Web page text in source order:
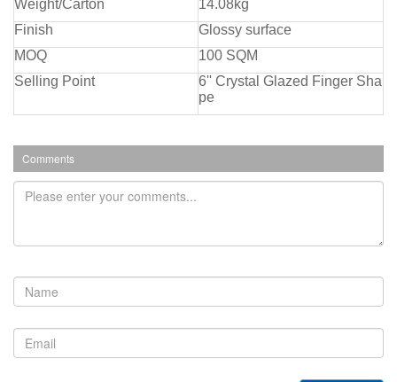
Weight/Carton
14.08kg
Finish
Glossy surface
MOQ
100 SQM
Selling Point
6'' Crystal Glazed Finger Sha
pe
Comments